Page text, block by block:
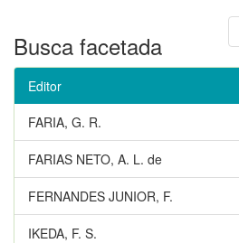
Busca facetada
Editor
FARIA, G. R.
FARIAS NETO, A. L. de
FERNANDES JUNIOR, F.
IKEDA, F. S.